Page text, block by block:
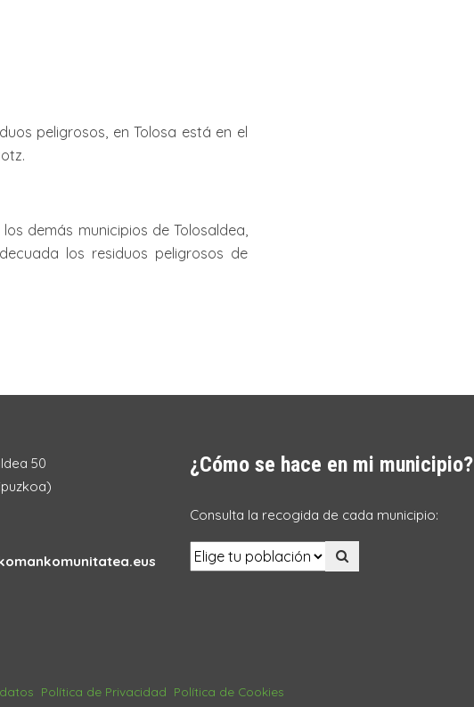
peligrosos, en Tolosa está en el
demás municipios de Tolosaldea,
los residuos peligrosos de
50
¿Cómo se hace en mi municipio?
Consulta la recogida de cada municipio:
Política de Privacidad Política de Cookies